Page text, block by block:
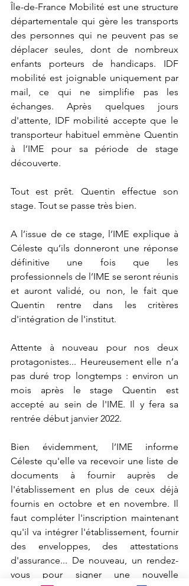
Île-de-France Mobilité est une structure
départementale qui gère les transports
des personnes qui ne peuvent pas se
déplacer seules, dont de nombreux
enfants porteurs de handicaps. IDF
mobilité est joignable uniquement par
mail, ce qui ne simplifie pas les
échanges. Après quelques jours
d'attente, IDF mobilité accepte que le
transporteur habituel emmène Quentin
à l’IME pour sa période de stage
découverte.
Tout est prêt. Quentin effectue son
stage. Tout se passe très bien.
A l’issue de ce stage, l’IME explique à
Céleste qu’ils donneront une réponse
définitive une fois que les
professionnels de l’IME se seront réunis
et auront validé, ou non, le fait que
Quentin rentre dans les critères
d'intégration de l'institut.
Attente à nouveau pour nos deux
protagonistes... Heureusement elle n’a
pas duré trop longtemps : environ un
mois après le stage Quentin est
accepté au sein de l'IME. Il y fera sa
rentrée début janvier 2022.
Bien évidemment, l’IME informe
Céleste qu'elle va recevoir une liste de
documents à fournir auprès de
l'établissement en plus de ceux déjà
fournis en octobre et en novembre. Il
faut compléter l'inscription maintenant
qu'il va intégrer l'établissement, fournir
des enveloppes, des attestations
d'assurance... De nouveau, un rendez-
vous pour signer une nouvelle